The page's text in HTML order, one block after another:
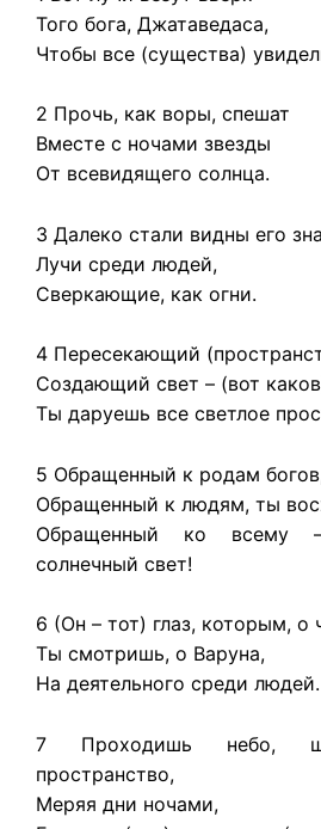
Того бога, Джатаведаса,
Чтобы все (существа)
2 Прочь, как воры, спешат
Вместе с ночами звезды
От всевидящего солнца.
3 Далеко стали видны его
Лучи среди людей,
Сверкающие, как огни.
4 Пересекающий
Создающий свет – (вот
Ты даруешь все светлое
5 Обращенный к родам
Обращенный к людям, ты
Обращенный ко всему
солнечный свет!
6 (Он – тот) глаз, которым, о
Ты смотришь, о Варуна,
На деятельного среди людей.
7 Проходишь небо,
пространство,
Меряя дни ночами,